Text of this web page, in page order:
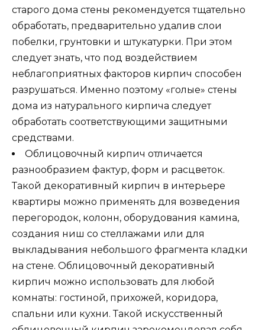
старого дома стены рекомендуется тщательно
обработать, предварительно удалив слои
побелки, грунтовки и штукатурки. При этом
следует знать, что под воздействием
неблагоприятных факторов кирпич способен
разрушаться. Именно поэтому «голые» стены
дома из натурального кирпича следует
обработать соответствующими защитными
средствами.
Облицовочный кирпич отличается
разнообразием фактур, форм и расцветок.
Такой декоративный кирпич в интерьере
квартиры можно применять для возведения
перегородок, колонн, оборудования камина,
создания ниш со стеллажами или для
выкладывания небольшого фрагмента кладки
на стене. Облицовочный декоративный
кирпич можно использовать для любой
комнаты: гостиной, прихожей, коридора,
спальни или кухни. Такой искусственный